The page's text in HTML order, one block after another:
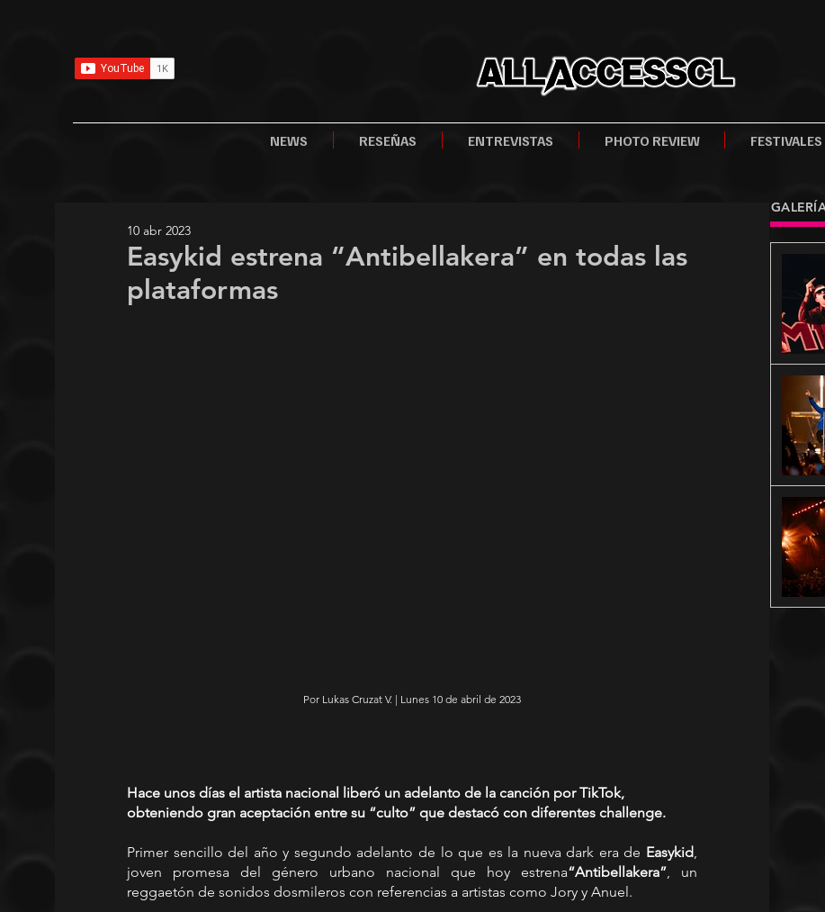
NEWS RESEÑAS ENTREVISTAS PHOTO REVIEW FESTIVALES
Easykid estrena “Antibellakera” en todas las
plataformas
10 abr 2023
Por Lukas Cruzat V. | Lunes 10 de abril de 2023
Hace unos días el artista nacional liberó un adelanto de la canción por TikTok,
obteniendo gran aceptación entre su “culto” que destacó con diferentes challenge.
Primer sencillo del año y segundo adelanto de lo que es la nueva dark era de Easykid,
joven promesa del género urbano nacional que hoy estrena“Antibellakera”, un
reggaetón de sonidos dosmileros con referencias a artistas como Jory y Anuel.